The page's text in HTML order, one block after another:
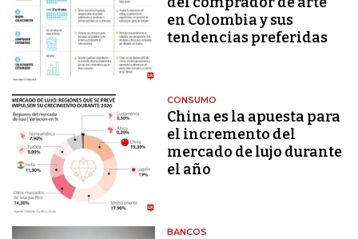
en Colombia y sus
tendencias preferidas
CONSUMO
China es la apuesta para
el incremento del
mercado de lujo durante
el año
BANCOS